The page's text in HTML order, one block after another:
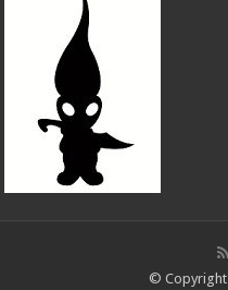
© Copyright